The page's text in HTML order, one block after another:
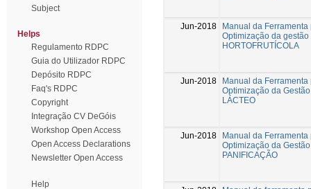
Subject
Helps
Regulamento RDPC
Guia do Utilizador RDPC
Depósito RDPC
Faq's RDPC
Copyright
Integração CV DeGóis
Workshop Open Access
Open Access Declarations
Newsletter Open Access
Help
Jun-2018
Manual da Ferramenta
Optimização da
HORTOFRUTÍCOLA
Jun-2018
Manual da Ferramenta
Optimização da
LÁCTEO
Jun-2018
Manual da Ferramenta
Optimização da
PANIFICAÇÃO